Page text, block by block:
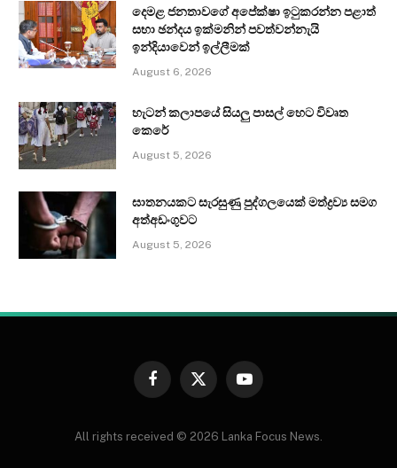
දෙමළ ජනතාවගේ අපේක්ෂා ඉටුකරන්න පළාත්
සභා ඡන්දය ඉක්මනින් පවත්වන්නැයි
ඉන්දියාවෙන් ඉල්ලීමක්
August 6, 2026
හැටන් කලාපයේ සියලු පාසල් හෙට විවෘත
කෙරේ
August 5, 2026
ඝාතනයකට සැරසුණු පුද්ගලයෙක් මත්ද්‍රව්‍ය සමග
අත්අඩංගුවට
August 5, 2026
Facebook
X
YouTube
All rights received © 2026 Lanka Focus News.